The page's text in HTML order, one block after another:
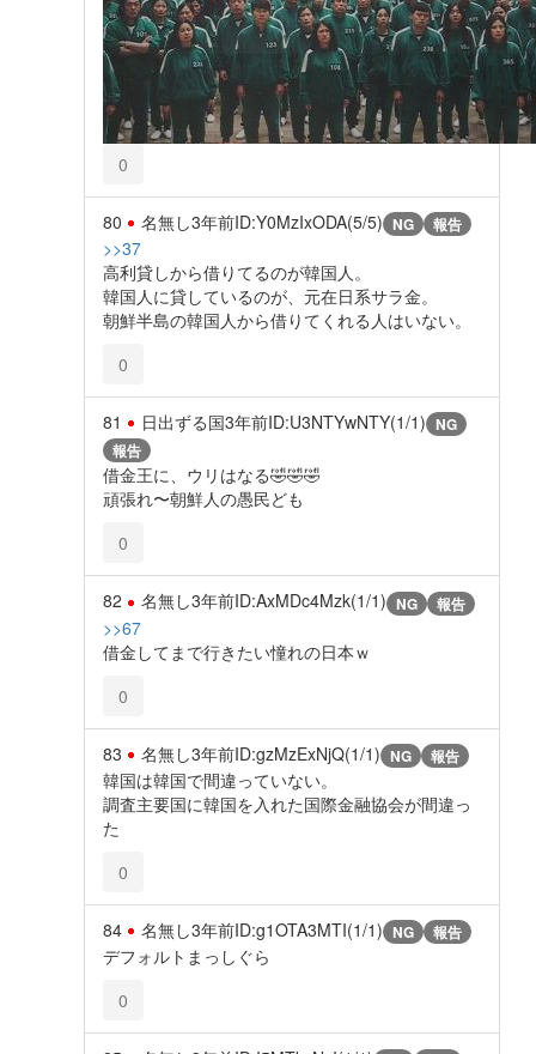
0
80 名無し3年前ID:Y0MzIxODA(5/5) NG 報告
>>37
高利貸しから借りてるのが韓国人。
韓国人に貸しているのが、元在日系サラ金。
朝鮮半島の韓国人から借りてくれる人はいない。
0
81 日出ずる国3年前ID:U3NTYwNTY(1/1) NG
報告
借金王に、ウリはなる🤣🤣🤣
頑張れ〜朝鮮人の愚民ども
0
82 名無し3年前ID:AxMDc4Mzk(1/1) NG 報告
>>67
借金してまで行きたい憧れの日本ｗ
0
83 名無し3年前ID:gzMzExNjQ(1/1) NG 報告
韓国は韓国で間違っていない。
調査主要国に韓国を入れた国際金融協会が間違っ
た
0
84 名無し3年前ID:g1OTA3MTI(1/1) NG 報告
デフォルトまっしぐら
0